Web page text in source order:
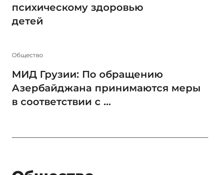
психическому здоровью
детей
Общество
МИД Грузии: По обращению
Азербайджана принимаются меры
в соответствии с ...